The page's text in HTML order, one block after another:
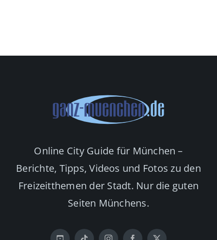
Online City Guide für München –
Berichte, Tipps, Videos und Fotos zu den
Freizeitthemen der Stadt. Nur die guten
Seiten Münchens.